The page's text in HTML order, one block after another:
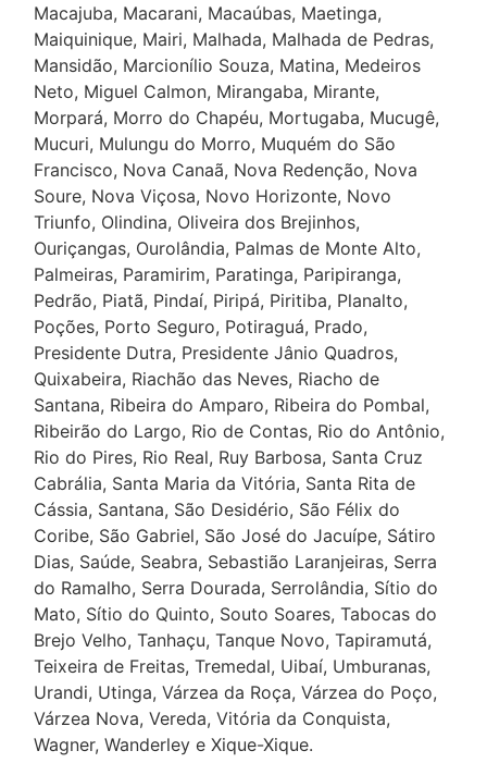
Macajuba, Macarani, Macaúbas, Maetinga,
Maiquinique, Mairi, Malhada, Malhada de Pedras,
Mansidão, Marcionílio Souza, Matina, Medeiros
Neto, Miguel Calmon, Mirangaba, Mirante,
Morpará, Morro do Chapéu, Mortugaba, Mucugê,
Mucuri, Mulungu do Morro, Muquém do São
Francisco, Nova Canaã, Nova Redenção, Nova
Soure, Nova Viçosa, Novo Horizonte, Novo
Triunfo, Olindina, Oliveira dos Brejinhos,
Ouriçangas, Ourolândia, Palmas de Monte Alto,
Palmeiras, Paramirim, Paratinga, Paripiranga,
Pedrão, Piatã, Pindaí, Piripá, Piritiba, Planalto,
Poções, Porto Seguro, Potiraguá, Prado,
Presidente Dutra, Presidente Jânio Quadros,
Quixabeira, Riachão das Neves, Riacho de
Santana, Ribeira do Amparo, Ribeira do Pombal,
Ribeirão do Largo, Rio de Contas, Rio do Antônio,
Rio do Pires, Rio Real, Ruy Barbosa, Santa Cruz
Cabrália, Santa Maria da Vitória, Santa Rita de
Cássia, Santana, São Desidério, São Félix do
Coribe, São Gabriel, São José do Jacuípe, Sátiro
Dias, Saúde, Seabra, Sebastião Laranjeiras, Serra
do Ramalho, Serra Dourada, Serrolândia, Sítio do
Mato, Sítio do Quinto, Souto Soares, Tabocas do
Brejo Velho, Tanhaçu, Tanque Novo, Tapiramutá,
Teixeira de Freitas, Tremedal, Uibaí, Umburanas,
Urandi, Utinga, Várzea da Roça, Várzea do Poço,
Várzea Nova, Vereda, Vitória da Conquista,
Wagner, Wanderley e Xique-Xique.